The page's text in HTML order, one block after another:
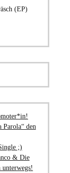
(EP)
den
;)
& Die